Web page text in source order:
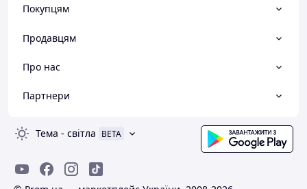
Покупцям
Продавцям
Про нас
Партнери
Тема - світла BETA